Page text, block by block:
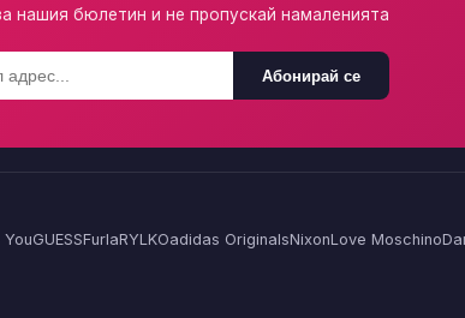
нашия бюлетин и не пропускай намаленията
Абонирай се
YouGUESSFurlaRYLKOadidas OriginalsNixonLove Moschino